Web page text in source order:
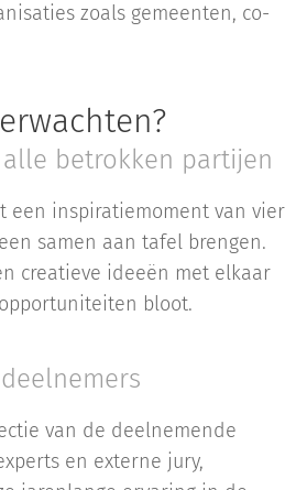
zoals gemeenten, co-
betrokken partijen
een inspiratiemoment van vier
samen aan tafel brengen.
creatieve ideeën met elkaar
bloot.
van de deelnemende
en externe jury,